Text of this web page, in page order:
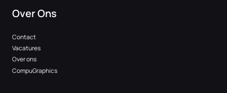
Over Ons
Contact
Vacatures
Over ons
CompuGraphics